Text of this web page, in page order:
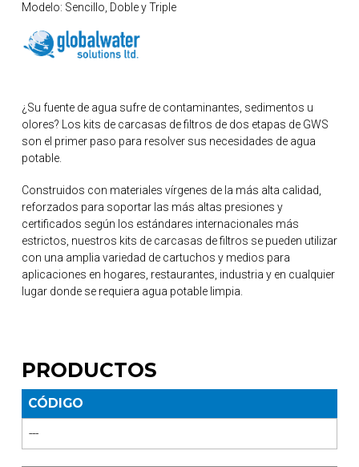
Modelo: Sencillo, Doble y Triple
¿Su fuente de agua sufre de contaminantes, sedimentos u
olores? Los kits de carcasas de filtros de dos etapas de GWS
son el primer paso para resolver sus necesidades de agua
potable.
Construidos con materiales vírgenes de la más alta calidad,
reforzados para soportar las más altas presiones y
certificados según los estándares internacionales más
estrictos, nuestros kits de carcasas de filtros se pueden utilizar
con una amplia variedad de cartuchos y medios para
aplicaciones en hogares, restaurantes, industria y en cualquier
lugar donde se requiera agua potable limpia.
PRODUCTOS
CÓDIGO
---